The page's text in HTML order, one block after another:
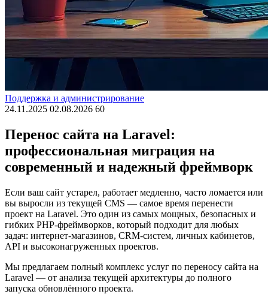
Поддержка и администрирование
24.11.2025 02.08.2026 60
Перенос сайта на Laravel:
профессиональная миграция на
современный и надежный фреймворк
Если ваш сайт устарел, работает медленно, часто ломается или
вы выросли из текущей CMS — самое время перенести
проект на Laravel. Это один из самых мощных, безопасных и
гибких PHP-фреймворков, который подходит для любых
задач: интернет-магазинов, CRM-систем, личных кабинетов,
API и высоконагруженных проектов.
Мы предлагаем полный комплекс услуг по переносу сайта на
Laravel — от анализа текущей архитектуры до полного
запуска обновлённого проекта.